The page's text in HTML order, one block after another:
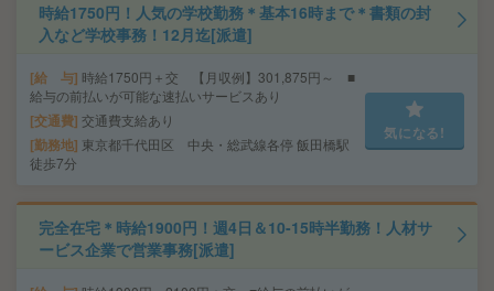
時給1750円！人気の学校勤務＊基本16時まで＊書類の封
入など学校事務！12月迄[派遣]
給 与 時給1750円＋交 【月収例】301,875円～ ■
給与の前払いが可能な速払いサービスあり
交通費 交通費支給あり
勤務地 東京都千代田区 中央・総武線各停 飯田橋駅
徒歩7分
気になる!
完全在宅＊時給1900円！週4日＆10-15時半勤務！人材サ
ービス企業で営業事務[派遣]